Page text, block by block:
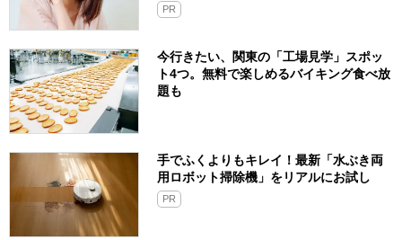
PR
今行きたい、関東の「工場見学」スポッ
ト4つ。無料で楽しめるバイキング食べ放
題も
手でふくよりもキレイ！最新「水ぶき両
用ロボット掃除機」をリアルにお試し
PR